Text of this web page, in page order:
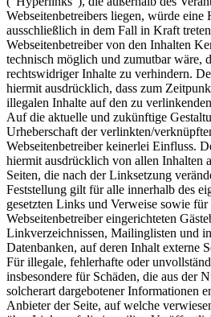
Webseitenbetreibers liegen, würde
ausschließlich in dem Fall in Kraft
Webseitenbetreiber von den Inhalten
technisch möglich und zumutbar wäre,
rechtswidriger Inhalte zu verhindern.
hiermit ausdrücklich, dass zum
illegalen Inhalte auf den zu
Auf die aktuelle und zukünftige
Urheberschaft der verlinkten/
Webseitenbetreiber keinerlei Einfluss.
hiermit ausdrücklich von allen Inhalten
Seiten, die nach der Linksetzung
Feststellung gilt für alle innerhalb des
gesetzten Links und Verweise sowie
Webseitenbetreiber eingerichteten
Linkverzeichnissen, Mailinglisten und
Datenbanken, auf deren Inhalt externe
Für illegale, fehlerhafte oder
insbesondere für Schäden, die aus der
solcherart dargebotener Informationen
Anbieter der Seite, auf welche